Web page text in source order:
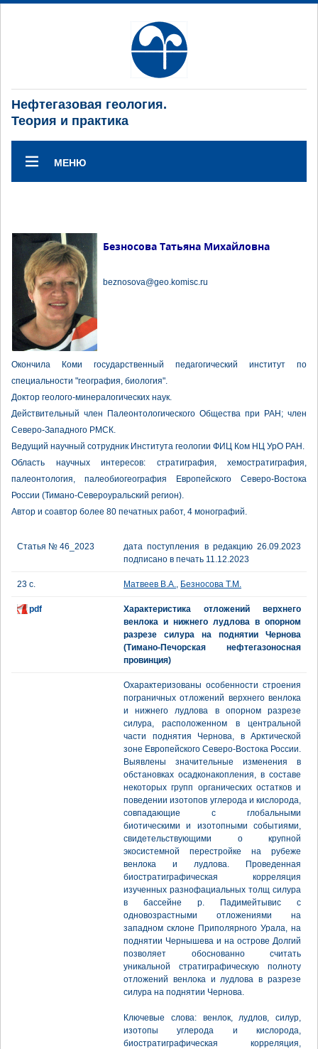
Нефтегазовая геология.
Теория и практика
МЕНЮ
Безносова Татьяна Михайловна
beznosova@geo.komisc.ru
Окончила Коми государственный педагогический институт по
специальности "география, биология".
Доктор геолого-минералогических наук.
Действительный член Палеонтологического Общества при РАН; член
Северо-Западного РМСК.
Ведущий научный сотрудник Института геологии ФИЦ Ком НЦ УрО РАН.
Область научных интересов: стратиграфия, хемостратиграфия,
палеонтология, палеобиогеография Европейского Северо-Востока
России (Тимано-Североуральский регион).
Автор и соавтор более 80 печатных работ, 4 монографий.
Статья № 46_2023
дата поступления в редакцию 26.09.2023
подписано в печать 11.12.2023
23 с. Матвеев В.А., Безносова Т.М.
pdf
Характеристика отложений верхнего
венлока и нижнего лудлова в опорном
разрезе силура на поднятии Чернова
(Тимано-Печорская нефтегазоносная
провинция)
Охарактеризованы особенности строения
пограничных отложений верхнего венлока
и нижнего лудлова в опорном разрезе
силура, расположенном в центральной
части поднятия Чернова, в Арктической
зоне Европейского Северо-Востока России.
Выявлены значительные изменения в
обстановках осадконакопления, в составе
некоторых групп органических остатков и
поведении изотопов углерода и кислорода,
совпадающие с глобальными
биотическими и изотопными событиями,
свидетельствующими о крупной
экосистемной перестройке на рубеже
венлока и лудлова. Проведенная
биостратиграфическая корреляция
изученных разнофациальных толщ силура
в бассейне р. Падимейтывис с
одновозрастными отложениями на
западном склоне Приполярного Урала, на
поднятии Чернышева и на острове Долгий
позволяет обоснованно считать
уникальной стратиграфическую полноту
отложений венлока и лудлова в разрезе
силура на поднятии Чернова.
Ключевые слова: венлок, лудлов, силур,
изотопы углерода и кислорода,
биостратиграфическая корреляция,